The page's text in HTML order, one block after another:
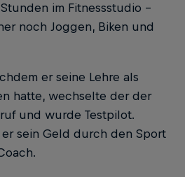
im Fitnessstudio –
noch Joggen, Biken und
er seine Lehre als
hatte, wechselte der der
und wurde Testpilot.
sein Geld durch den Sport